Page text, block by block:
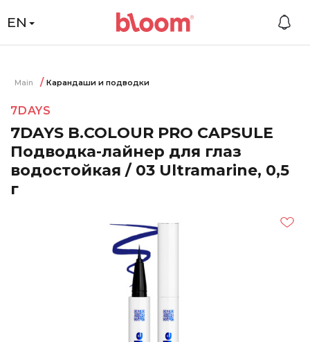
EN
Main Карандаши и подводки
7DAYS
7DAYS B.COLOUR PRO CAPSULE
Подводка-лайнер для глаз
водостойкая / 03 Ultramarine, 0,5
г